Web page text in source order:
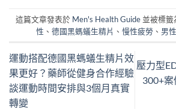
這篇文章發表於 Men's Health Guide 並被標籤
性 、 德國黑螞蟻生精片 、 慢性疲勞 、 男
運動搭配德國黑螞蟻生精片效
果更好？藥師從健身合作經驗
談運動時間安排與3個月真實
轉變
壓力型
300+